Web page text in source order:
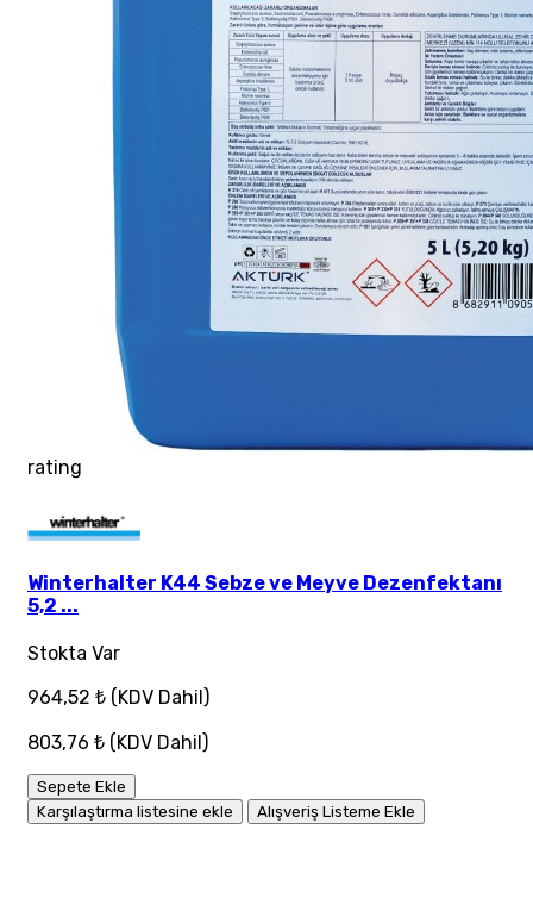
rating
Winterhalter K44 Sebze ve Meyve Dezenfektanı
5,2 ...
Stokta Var
964,52 ₺ (KDV Dahil)
803,76 ₺ (KDV Dahil)
Sepete Ekle
Karşılaştırma listesine ekle
Alışveriş Listeme Ekle